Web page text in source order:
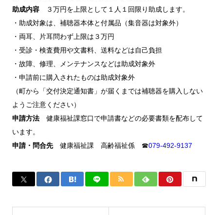
助成内容 ３万円を上限として１人１回限り助成します。
・助成対象は、補聴器本体と付属品（集音器は対象外）
・両耳、片耳問わず上限は３万円
・受診・検査費用や文書料、送料などは自己負担
・故障、修理、メンテナンスなどは助成対象外
・申請前に購入されたものは助成対象外
（町から「交付決定通知書」が届くまでは補聴器を購入しない
ようご注意ください）
申請方法 健康福祉課窓口で申請書などの必要書類を配布して
います。
申請・問合先健康福祉課 高齢福祉係 ☎079-492-9137